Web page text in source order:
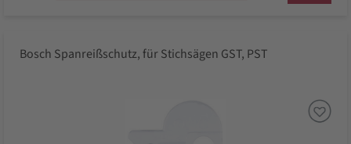
Bosch Spanreißschutz, für Stichsägen GST, PST